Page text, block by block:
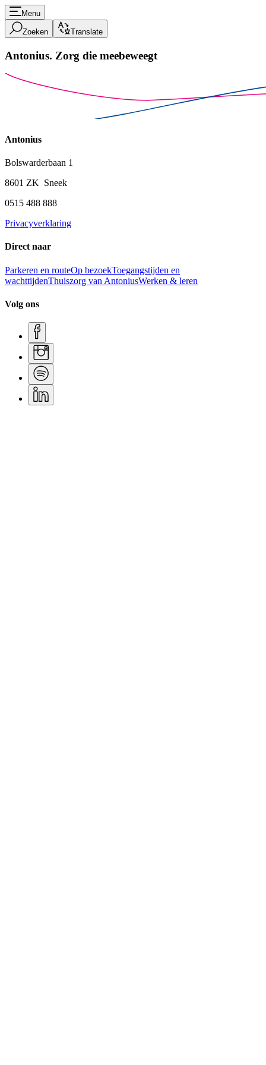
Menu
Zoeken Translate
Antonius. Zorg die meebeweegt
Antonius
Bolswarderbaan 1
8601 ZK Sneek
0515 488 888
Privacyverklaring
Direct naar
Parkeren en routeOp bezoekToegangstijden en
wachttijdenThuiszorg van AntoniusWerken & leren
Volg ons